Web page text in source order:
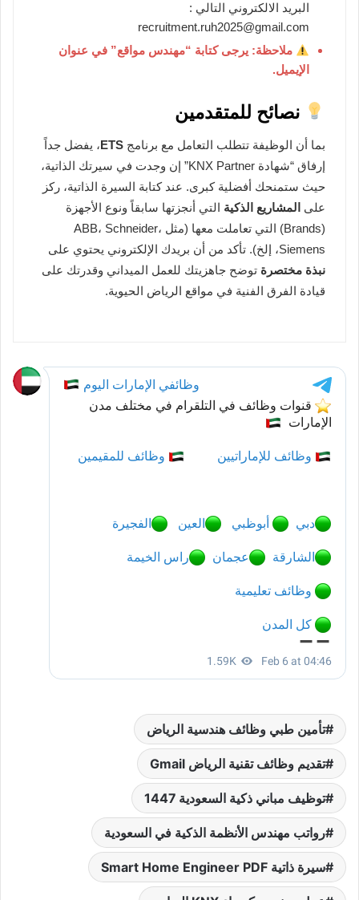
البريد الالكتروني التالي :
recruitment.ruh2025@gmail.com
ملاحظة: يرجى كتابة “مهندس مواقع” في عنوان
الإيميل.
نصائح للمتقدمين
بما أن الوظيفة تتطلب التعامل مع برنامج ETS، يفضل جداً
إرفاق “شهادة KNX Partner” إن وجدت في سيرتك الذاتية،
حيث ستمنحك أفضلية كبرى. عند كتابة السيرة الذاتية، ركز
على المشاريع الذكية التي أنجزتها سابقاً ونوع الأجهزة
(Brands) التي تعاملت معها (مثل ABB، Schneider،
Siemens، إلخ). تأكد من أن بريدك الإلكتروني يحتوي على
نبذة مختصرة توضح جاهزيتك للعمل الميداني وقدرتك على
قيادة الفرق الفنية في مواقع الرياض الحيوية.
تأمين طبي وظائف هندسية الرياض
تقديم وظائف تقنية الرياض Gmail
توظيف مباني ذكية السعودية 1447
رواتب مهندس الأنظمة الذكية في السعودية
سيرة ذاتية Smart Home Engineer PDF